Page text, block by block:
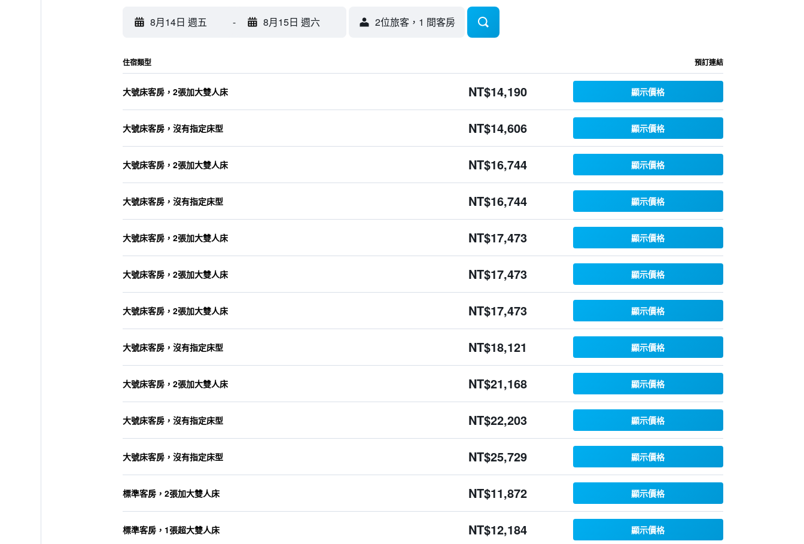
8月14日 週五 - 8月15日 週六 2位旅客，1 間客房
住宿類型 預訂連結
大號床客房，2張加大雙人床 NT$14,190 顯示價格
大號床客房，沒有指定床型 NT$14,606 顯示價格
大號床客房，2張加大雙人床 NT$16,744 顯示價格
大號床客房，沒有指定床型 NT$16,744 顯示價格
大號床客房，2張加大雙人床 NT$17,473 顯示價格
大號床客房，2張加大雙人床 NT$17,473 顯示價格
大號床客房，2張加大雙人床 NT$17,473 顯示價格
大號床客房，沒有指定床型 NT$18,121 顯示價格
大號床客房，2張加大雙人床 NT$21,168 顯示價格
大號床客房，沒有指定床型 NT$22,203 顯示價格
大號床客房，沒有指定床型 NT$25,729 顯示價格
標準客房，2張加大雙人床 NT$11,872 顯示價格
標準客房，1張超大雙人床 NT$12,184 顯示價格